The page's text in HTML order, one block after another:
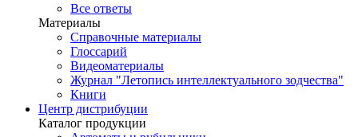
Все ответы
Материалы
Справочные материалы
Глоссарий
Видеоматериалы
Журнал "Летопись интеллектуального зодчества"
Книги
Центр дистрибуции
Каталог продукции